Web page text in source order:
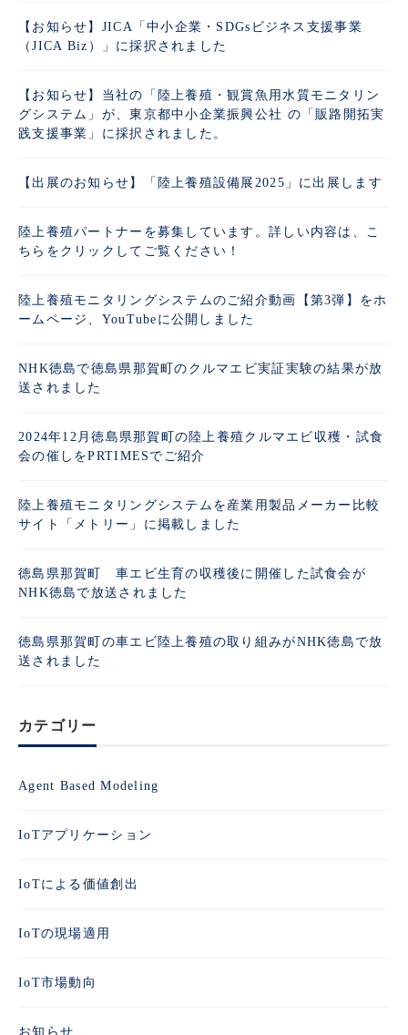
【お知らせ】JICA「中小企業・SDGsビジネス支援事業
（JICA Biz）」に採択されました
【お知らせ】当社の「陸上養殖・観賞魚用水質モニタリン
グシステム」が、東京都中小企業振興公社 の「販路開拓実
践支援事業」に採択されました。
【出展のお知らせ】「陸上養殖設備展2025」に出展します
陸上養殖パートナーを募集しています。詳しい内容は、こ
ちらをクリックしてご覧ください！
陸上養殖モニタリングシステムのご紹介動画【第3弾】をホ
ームページ、YouTubeに公開しました
NHK徳島で徳島県那賀町のクルマエビ実証実験の結果が放
送されました
2024年12月徳島県那賀町の陸上養殖クルマエビ収穫・試食
会の催しをPRTIMESでご紹介
陸上養殖モニタリングシステムを産業用製品メーカー比較
サイト「メトリー」に掲載しました
徳島県那賀町 車エビ生育の収穫後に開催した試食会が
NHK徳島で放送されました
徳島県那賀町の車エビ陸上養殖の取り組みがNHK徳島で放
送されました
カテゴリー
Agent Based Modeling
IoTアプリケーション
IoTによる価値創出
IoTの現場適用
IoT市場動向
お知らせ